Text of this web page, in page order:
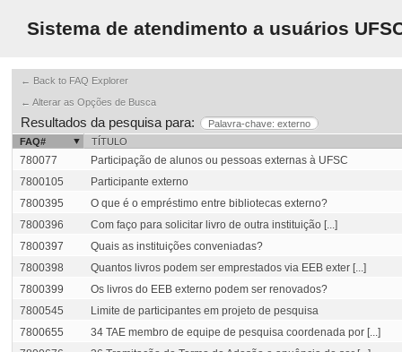
Sistema de atendimento a usuários
← Back to FAQ Explorer
← Alterar as Opções de Busca
Resultados da pesquisa para:
Palavra-chave: externo
FAQ#
TÍTULO
780077
Participação de alunos ou pessoas externas à UFSC
7800105
Participante externo
7800395
O que é o empréstimo entre bibliotecas externo?
7800396
Com faço para solicitar livro de outra instituição [...]
7800397
Quais as instituições conveniadas?
7800398
Quantos livros podem ser emprestados via EEB exter [...]
7800399
Os livros do EEB externo podem ser renovados?
7800545
Limite de participantes em projeto de pesquisa
7800655
34 TAE membro de equipe de pesquisa coordenada por [...]